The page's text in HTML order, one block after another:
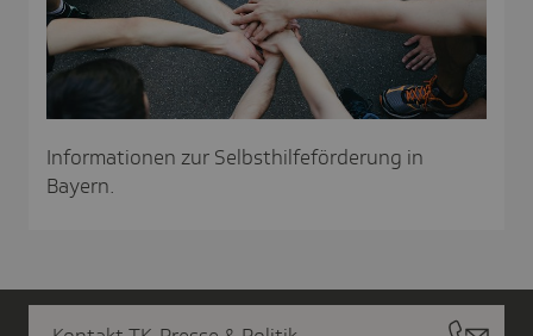
Informationen zur Selbsthilfeförderung in
Bayern.